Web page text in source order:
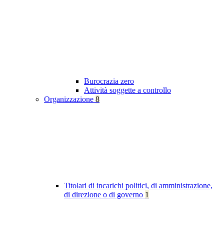
Burocrazia zero
Attività soggette a controllo
Organizzazione 8
Titolari di incarichi politici, di amministrazione,
di direzione o di governo 1